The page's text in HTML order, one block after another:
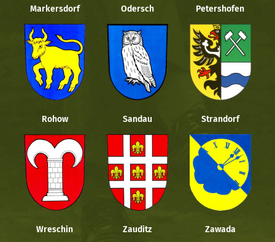
Markersdorf Odersch Petershofen
Rohow Sandau Strandorf
Wreschin Zauditz Zawada